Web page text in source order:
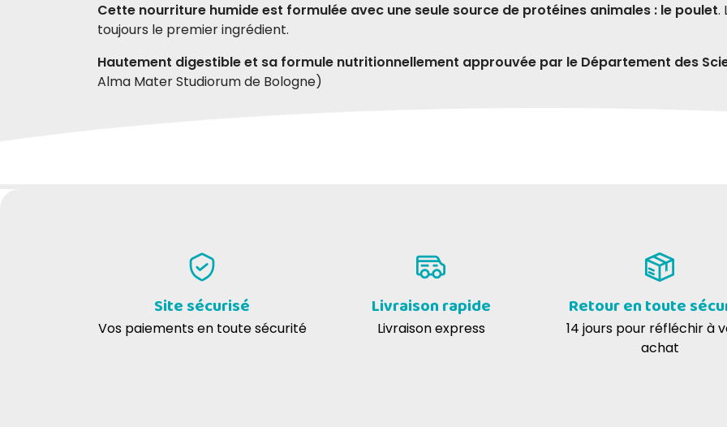
Cette nourriture humide est formulée avec une seule source de protéines animales : le poulet.
toujours le premier ingrédient.
Hautement digestible et sa formule nutritionnellement approuvée par le Département des
Alma Mater Studiorum de Bologne)
*Ingrédients biologiques
Vit. D3 200 U.I., sulfate de zinc, monohydrate 15 mg, sulfate manganeux, monohydrate 3 mg,
de calcium, anhydre 0,75 mg, taurine 1500 mg
fatica con altro cibo umido)
risparmia moltissimo.
Site sécurisé
Vos paiements en toute sécurité
Livraison rapide
Livraison express
Retour en toute
14 jours pour réfléchir à
achat